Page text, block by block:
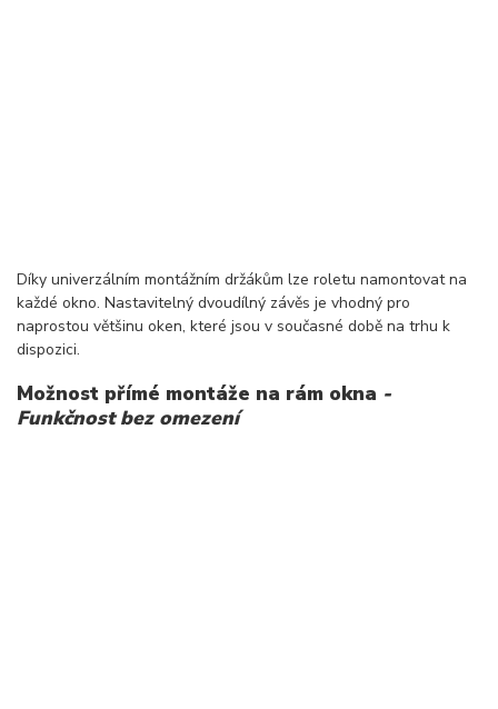
Díky univerzálním montážním držákům lze roletu namontovat na
každé okno. Nastavitelný dvoudílný závěs je vhodný pro
naprostou většinu oken, které jsou v současné době na trhu k
dispozici.
Možnost přímé montáže na rám okna -
Funkčnost bez omezení